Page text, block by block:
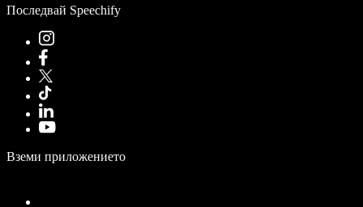
Последвай Speechify
Вземи приложението